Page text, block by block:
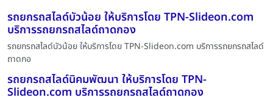
รถยกรถสไลด์บัวน้อย ให้บริการโดย TPN-Slideon.com
บริการรถยกรถสไลด์ถาดกอง
รถยกรถสไลด์บัวน้อย ให้บริการโดย TPN-Slideon.com บริการรถยกรถสไลด์
ถาดกอ
รถยกรถสไลด์นิคมพัฒนา ให้บริการโดย TPN-
Slideon.com บริการรถยกรถสไลด์ถาดกอง